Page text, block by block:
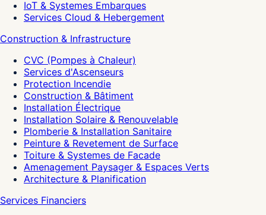
IoT & Systemes Embarques
Services Cloud & Hebergement
Construction & Infrastructure
CVC (Pompes à Chaleur)
Services d'Ascenseurs
Protection Incendie
Construction & Bâtiment
Installation Électrique
Installation Solaire & Renouvelable
Plomberie & Installation Sanitaire
Peinture & Revetement de Surface
Toiture & Systemes de Facade
Amenagement Paysager & Espaces Verts
Architecture & Planification
Services Financiers